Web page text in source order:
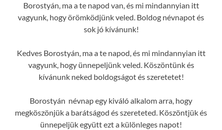
Borostyán, ma a te napod van, és mi mindannyian itt
vagyunk, hogy örömködjünk veled. Boldog névnapot és
sok jó kívánunk!
Kedves Borostyán, ma a te napod, és mi mindannyian itt
vagyunk, hogy ünnepeljünk veled. Köszöntünk és
kívánunk neked boldogságot és szeretetet!
Borostyán névnap egy kiváló alkalom arra, hogy
megköszönjük a barátságod és szereteted. Köszöntjük és
ünnepeljük együtt ezt a különleges napot!